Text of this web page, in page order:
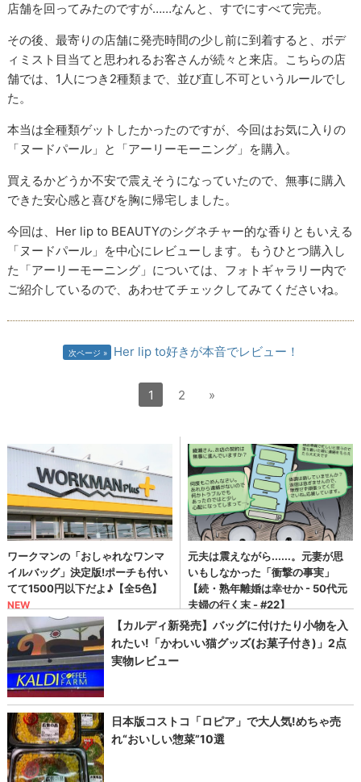
店舗を回ってみたのですが……なんと、すでにすべて完売。
その後、最寄りの店舗に発売時間の少し前に到着すると、ボデ
ィミスト目当てと思われるお客さんが続々と来店。こちらの店
舗では、1人につき2種類まで、並び直し不可というルールでし
た。
本当は全種類ゲットしたかったのですが、今回はお気に入りの
「ヌードパール」と「アーリーモーニング」を購入。
買えるかどうか不安で震えそうになっていたので、無事に購入
できた安心感と喜びを胸に帰宅しました。
今回は、Her lip to BEAUTYのシグネチャー的な香りともいえる
「ヌードパール」を中心にレビューします。もうひとつ購入し
た「アーリーモーニング」については、フォトギャラリー内で
ご紹介しているので、あわせてチェックしてみてくださいね。
次ページ Her lip to好きが本音でレビュー！
1 2 »